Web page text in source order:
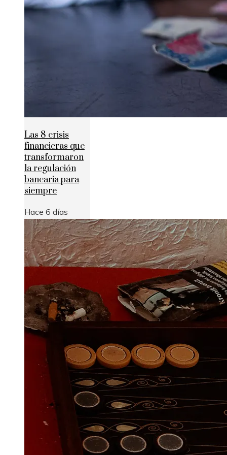
Las 8 crisis
financieras que
transformaron
la regulación
bancaria para
siempre
Hace 6 días